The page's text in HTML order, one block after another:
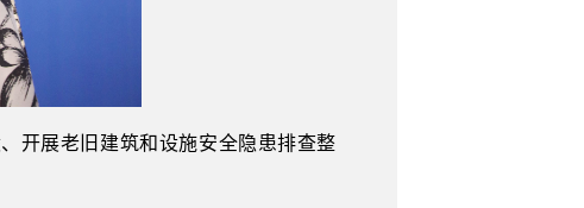
开展老旧建筑和设施安全隐患排查整